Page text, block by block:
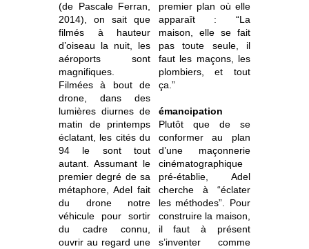
(de Pascale Ferran,
2014), on sait que
filmés à hauteur
d’oiseau la nuit, les
aéroports sont
magnifiques.
Filmées à bout de
drone, dans des
lumières diurnes de
matin de printemps
éclatant, les cités du
94 le sont tout
autant. Assumant le
premier degré de sa
métaphore, Adel fait
du drone notre
véhicule pour sortir
du cadre connu,
ouvrir au regard une
premier plan où elle
apparaît : “La
maison, elle se fait
pas toute seule, il
faut les maçons, les
plombiers, et tout
ça.”
émancipation
Plutôt que de se
conformer au plan
d’une maçonnerie
cinématographique
pré-établie, Adel
cherche à “éclater
les méthodes”. Pour
construire la maison,
il faut à présent
s’inventer comme